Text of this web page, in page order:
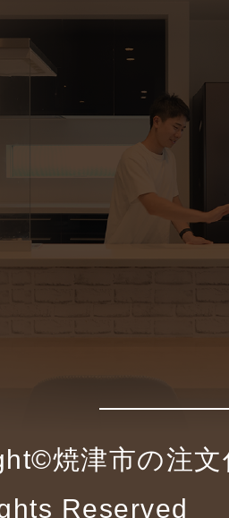
焼津市の注文
Reserved